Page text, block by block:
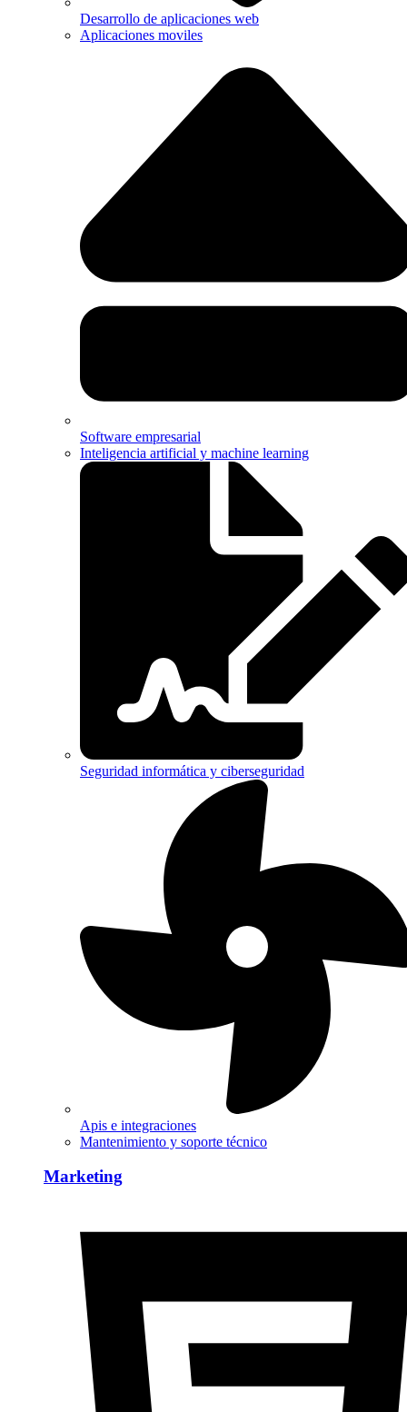
Desarrollo de aplicaciones web
Aplicaciones moviles
Software empresarial
Inteligencia artificial y machine learning
Seguridad informática y ciberseguridad
Apis e integraciones
Mantenimiento y soporte técnico
Marketing